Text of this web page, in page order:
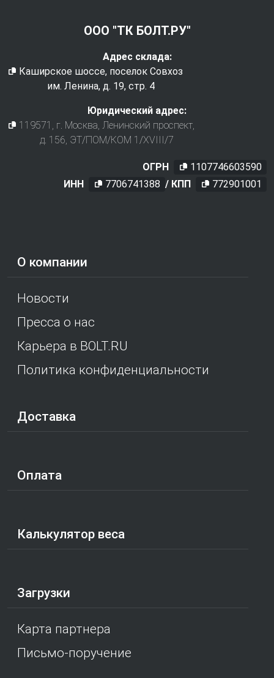
О компании
Новости
Пресса о нас
Карьера в BOLT.RU
Политика конфиденциальности
Доставка
Оплата
Калькулятор веса
Загрузки
Карта партнера
Письмо-поручение
ООО "ТК БОЛТ.РУ"
Адрес склада:
Каширское шоссе, поселок Совхоз
им. Ленина, д. 19, стр. 4
Юридический адрес:
119571 , г. Москва, Ленинский проспект,
д. 156, ЭТ/ПОМ/КОМ 1/XVIII/7
ОГРН
1107746603590
ИНН
7706741388 / КПП 772901001